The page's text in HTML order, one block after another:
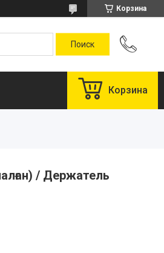
Корзина
Корзина
/ Держатель